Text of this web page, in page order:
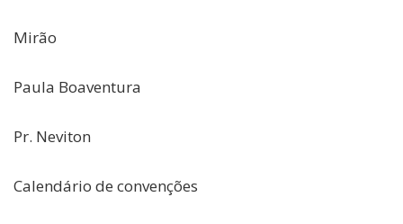
Mirão
Paula Boaventura
Pr. Neviton
Calendário de convenções